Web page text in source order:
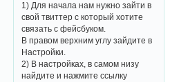
1) Для начала нам нужно зайти в
свой твиттер с который хотите
связать с фейсбуком.
В правом верхним углу зайдите в
Настройки.
2) В настройках, в самом низу
найдите и нажмите ссылку